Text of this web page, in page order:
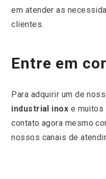
em atender as
clientes.
Entre em
Para adquirir um de
industrial inox e muitos
contato agora mesmo
nossos canais de